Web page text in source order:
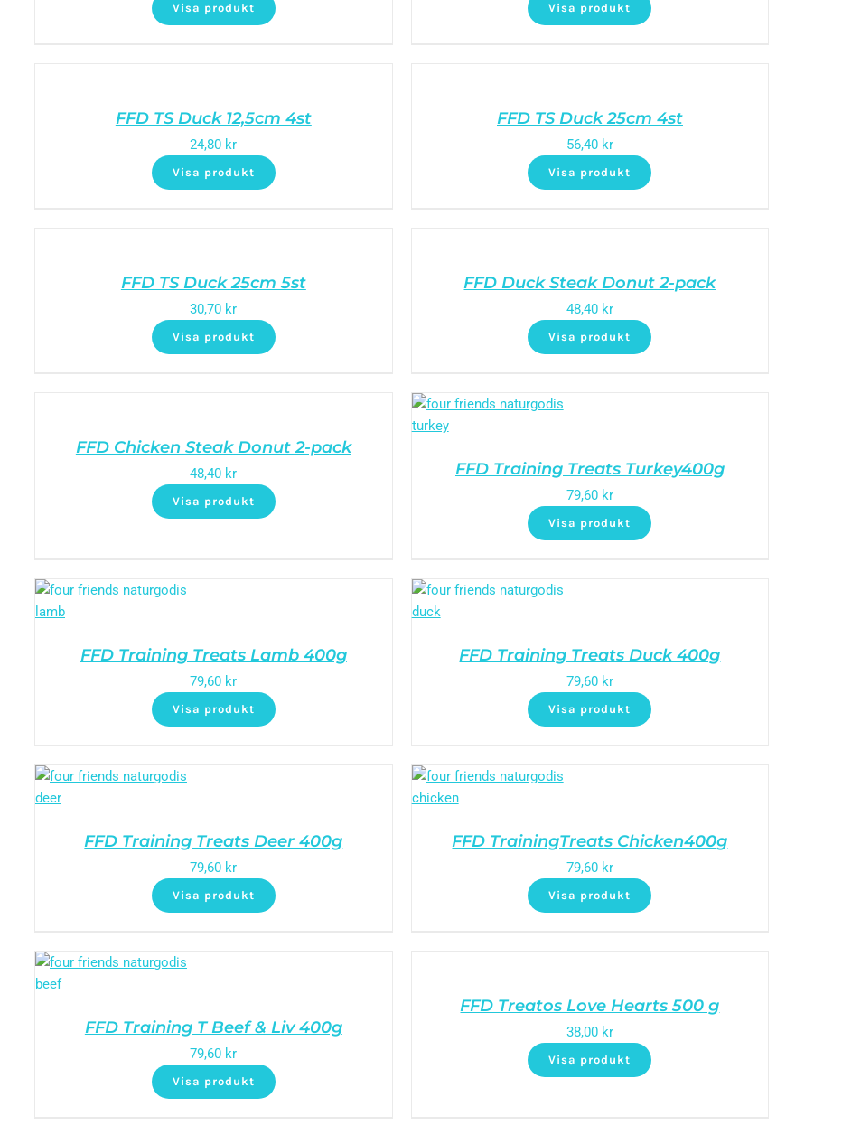
Visa produkt Visa produkt
FFD TS Duck 12,5cm 4st
24,80 kr
Visa produkt
FFD TS Duck 25cm 4st
56,40 kr
Visa produkt
FFD TS Duck 25cm 5st
30,70 kr
Visa produkt
FFD Duck Steak Donut 2-pack
48,40 kr
Visa produkt
FFD Chicken Steak Donut 2-pack
48,40 kr
Visa produkt
FFD Training Treats Turkey400g
79,60 kr
Visa produkt
FFD Training Treats Lamb 400g
79,60 kr
Visa produkt
FFD Training Treats Duck 400g
79,60 kr
Visa produkt
FFD Training Treats Deer 400g
79,60 kr
Visa produkt
FFD TrainingTreats Chicken400g
79,60 kr
Visa produkt
FFD Training T Beef & Liv 400g
79,60 kr
Visa produkt
FFD Treatos Love Hearts 500 g
38,00 kr
Visa produkt